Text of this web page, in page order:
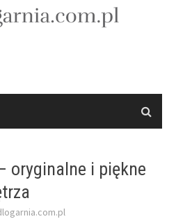
oryginalne i piękne